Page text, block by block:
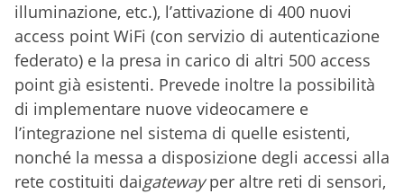
illuminazione, etc.), l’attivazione di 400 nuovi
access point WiFi (con servizio di autenticazione
federato) e la presa in carico di altri 500 access
point già esistenti. Prevede inoltre la possibilità
di implementare nuove videocamere e
l’integrazione nel sistema di quelle esistenti,
nonché la messa a disposizione degli accessi alla
rete costituiti daigatewayper altre reti di sensori,